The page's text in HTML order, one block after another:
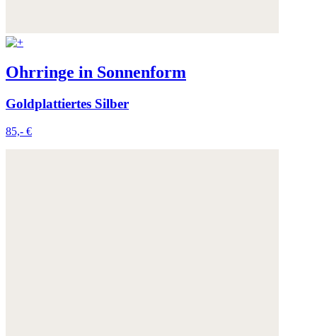
Ohrringe in Sonnenform
Goldplattiertes Silber
85,- €